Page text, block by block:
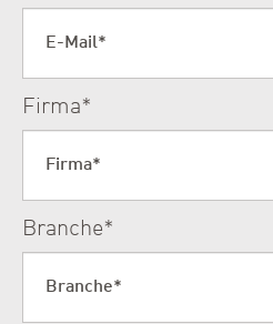
Firma*
Branche*